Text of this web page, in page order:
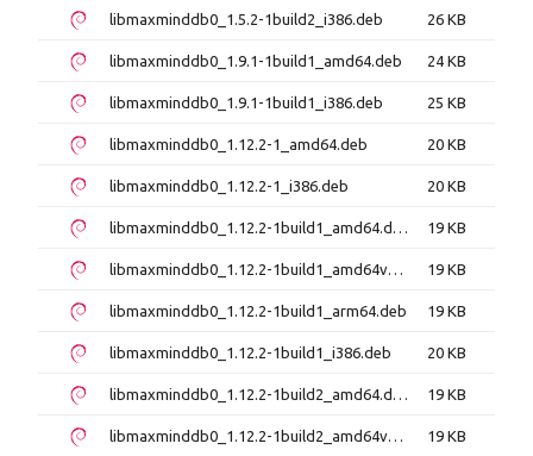
libmaxminddb0_1.5.2-1build2_i386.deb 26 KB
libmaxminddb0_1.9.1-1build1_amd64.deb 24 KB
libmaxminddb0_1.9.1-1build1_i386.deb 25 KB
libmaxminddb0_1.12.2-1_amd64.deb 20 KB
libmaxminddb0_1.12.2-1_i386.deb 20 KB
libmaxminddb0_1.12.2-1build1_amd64.deb 19 KB
libmaxminddb0_1.12.2-1build1_amd64v3.deb 19 KB
libmaxminddb0_1.12.2-1build1_arm64.deb 19 KB
libmaxminddb0_1.12.2-1build1_i386.deb 20 KB
libmaxminddb0_1.12.2-1build2_amd64.deb 19 KB
libmaxminddb0_1.12.2-1build2_amd64v3.deb 19 KB